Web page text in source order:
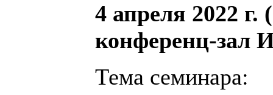
4 апреля 2022 г.
конференц-
Тема семинара: